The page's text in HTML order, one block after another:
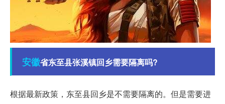
安徽省东至县张溪镇回乡需要隔离吗?
根据最新政策，东至县回乡是不需要隔离的。但是需要进